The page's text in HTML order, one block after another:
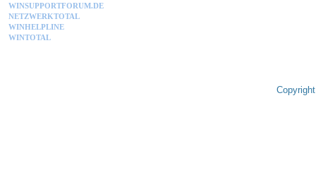
WINSUPPORTFORUM.DE
NETZWERKTOTAL
WINHELPLINE
WINTOTAL